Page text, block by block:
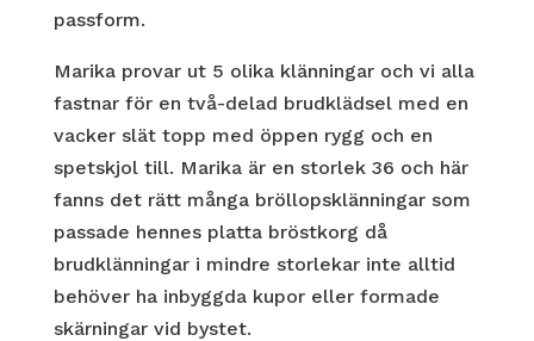
passform.
Marika provar ut 5 olika klänningar och vi alla
fastnar för en två-delad brudklädsel med en
vacker slät topp med öppen rygg och en
spetskjol till. Marika är en storlek 36 och här
fanns det rätt många bröllopsklänningarsom
passade hennes platta bröstkorg då
brudklänningar i mindre storlekar inte alltid
behöver ha inbyggda kupor eller formade
skärningar vid bystet.